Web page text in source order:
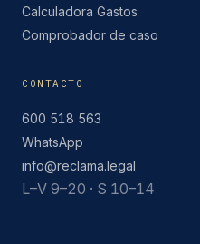
Calculadora Gastos
Comprobador de caso
CONTACTO
600 518 563
WhatsApp
info@reclama.legal
L–V 9–20 · S 10–14